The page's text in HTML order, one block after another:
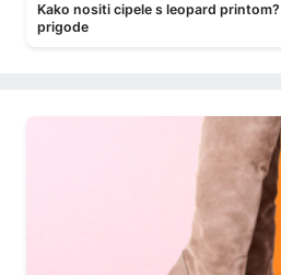
Kako nositi cipele s leopard
prigode